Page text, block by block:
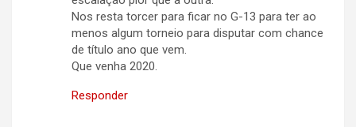
Nos resta torcer para ficar no G-13 para ter ao
menos algum torneio para disputar com chance
de título ano que vem.
Que venha 2020.
Responder